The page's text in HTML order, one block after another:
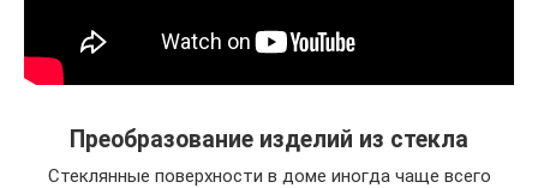
Преобразование изделий из стекла
Стеклянные поверхности в доме иногда чаще всего